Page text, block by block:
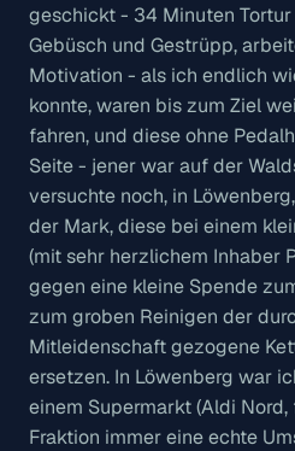
geschickt - 34 Minuten
Gebüsch und Gestrüpp,
Motivation - als ich endlich
konnte, waren bis zum Ziel
fahren, und diese ohne
Seite - jener war auf der
versuchte noch, in
der Mark, diese bei einem
(mit sehr herzlichem Inhaber
gegen eine kleine Spende
zum groben Reinigen der
Mitleidenschaft gezogene
ersetzen. In Löwenberg war
einem Supermarkt (Aldi
Fraktion immer eine echte